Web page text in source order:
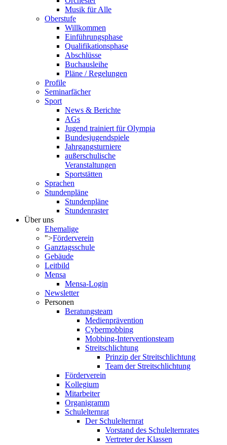
Musik für Alle
Oberstufe
Willkommen
Einführungsphase
Qualifikationsphase
Abschlüsse
Buchausleihe
Pläne / Regelungen
Profile
Seminarfächer
Sport
News & Berichte
AGs
Jugend trainiert für Olympia
Bundesjugendspiele
Jahrgangsturniere
außerschulische
Veranstaltungen
Sportstätten
Sprachen
Stundenpläne
Stundenpläne
Stundenraster
Über uns
Ehemalige
">Förderverein
Ganztagsschule
Gebäude
Leitbild
Mensa
Mensa-Login
Newsletter
Personen
Beratungsteam
Medienprävention
Cybermobbing
Mobbing-Interventionsteam
Streitschlichtung
Prinzip der Streitschlichtung
Team der Streitschlichtung
Förderverein
Kollegium
Mitarbeiter
Organigramm
Schulelternrat
Der Schulelternrat
Vorstand des Schulelternrates
Vertreter der Klassen